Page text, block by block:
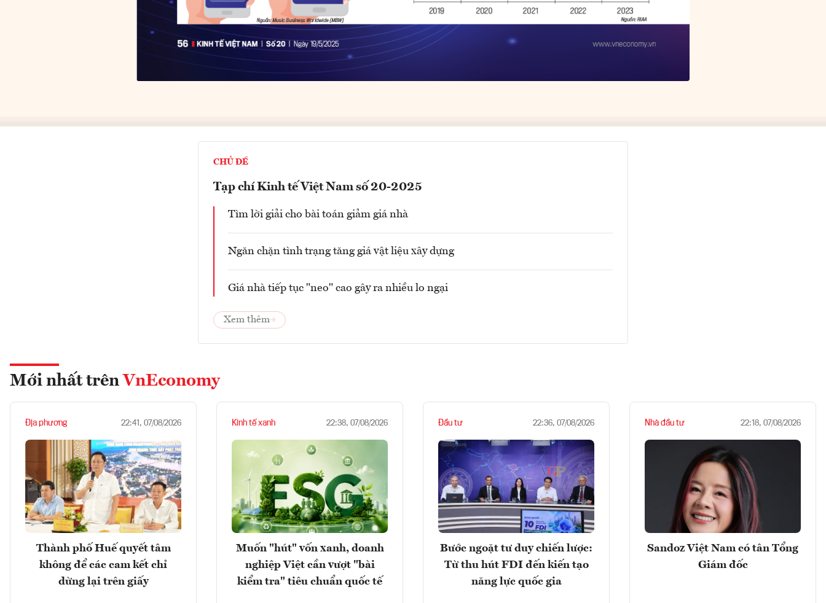
CHỦ ĐỀ
Tạp chí Kinh tế Việt Nam số 20-2025
Tìm lời giải cho bài toán giảm giá nhà
Ngăn chặn tình trạng tăng giá vật liệu xây dựng
Giá nhà tiếp tục "neo" cao gây ra nhiều lo ngại
Xem thêm
Mới nhất trên VnEconomy
Địa phương 22:41, 07/08/2026
Thành phố Huế quyết tâm
không để các cam kết chỉ
dừng lại trên giấy
Kinh tế xanh 22:38, 07/08/2026
Muốn "hút" vốn xanh, doanh
nghiệp Việt cần vượt "bài
kiểm tra" tiêu chuẩn quốc tế
Đầu tư 22:36, 07/08/2026
Bước ngoặt tư duy chiến lược:
Từ thu hút FDI đến kiến tạo
năng lực quốc gia
Nhà đầu tư 22:18, 07/08/2026
Sandoz Việt Nam có tân Tổng
Giám đốc